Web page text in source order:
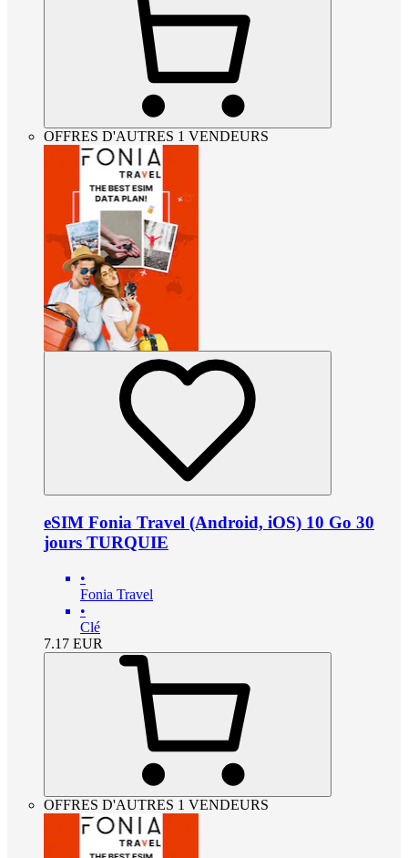
OFFRES D'AUTRES 1 VENDEURS
eSIM Fonia Travel (Android, iOS) 10 Go 30
jours TURQUIE
•
Fonia Travel
•
Clé
7.17 EUR
OFFRES D'AUTRES 1 VENDEURS